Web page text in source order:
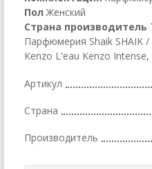
Пол Женский
Страна производитель
Парфюмерия Shaik
Kenzo L'eau Kenzo Intense,
Артикул
Страна
Производитель